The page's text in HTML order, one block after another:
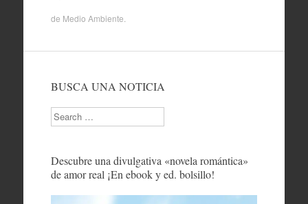
de Medio Ambiente
BUSCA UNA NOTICIA
Search
Descubre una divulgativa «novela romántica»
de amor real ¡En ebook y ed. bolsillo!